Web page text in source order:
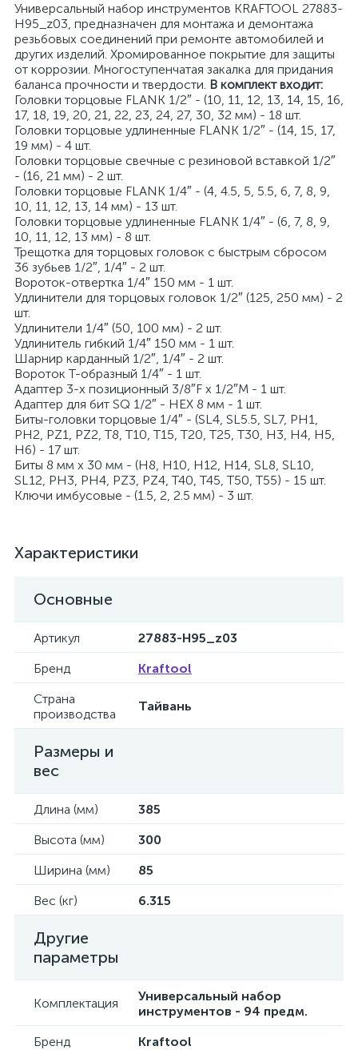
Универсальный набор инструментов KRAFTOOL 27883-
H95_z03, предназначен для монтажа и демонтажа
резьбовых соединений при ремонте автомобилей и
других изделий. Хромированное покрытие для защиты
от коррозии. Многоступенчатая закалка для придания
баланса прочности и твердости. В комплект входит:
Головки торцовые FLANK 1/2″ - (10, 11, 12, 13, 14, 15, 16,
17, 18, 19, 20, 21, 22, 23, 24, 27, 30, 32 мм) - 18 шт.
Головки торцовые удлиненные FLANK 1/2″ - (14, 15, 17,
19 мм) - 4 шт.
Головки торцовые свечные с резиновой вставкой 1/2″
- (16, 21 мм) - 2 шт.
Головки торцовые FLANK 1/4″ - (4, 4.5, 5, 5.5, 6, 7, 8, 9,
10, 11, 12, 13, 14 мм) - 13 шт.
Головки торцовые удлиненные FLANK 1/4″ - (6, 7, 8, 9,
10, 11, 12, 13 мм) - 8 шт.
Трещотка для торцовых головок с быстрым сбросом
36 зубьев 1/2″, 1/4″ - 2 шт.
Вороток-отвертка 1/4″ 150 мм - 1 шт.
Удлинители для торцовых головок 1/2″ (125, 250 мм) - 2
шт.
Удлинители 1/4″ (50, 100 мм) - 2 шт.
Удлинитель гибкий 1/4″ 150 мм - 1 шт.
Шарнир карданный 1/2″, 1/4″ - 2 шт.
Вороток Т-образный 1/4″ - 1 шт.
Адаптер 3-х позиционный 3/8″F х 1/2″M - 1 шт.
Адаптер для бит SQ 1/2″ - HEX 8 мм - 1 шт.
Биты-головки торцовые 1/4″ - (SL4, SL5.5, SL7, PH1,
PH2, PZ1, PZ2, Т8, T10, T15, T20, T25, T30, H3, H4, H5,
H6) - 17 шт.
Биты 8 мм х 30 мм - (H8, H10, H12, H14, SL8, SL10,
SL12, PH3, PH4, PZ3, PZ4, T40, T45, T50, T55) - 15 шт.
Ключи имбусовые - (1.5, 2, 2.5 мм) - 3 шт.
Характеристики
Основные
Артикул
27883-H95_z03
Бренд
Kraftool
Страна
производства
Тайвань
Размеры и
вес
Длина (мм)
385
Высота (мм)
300
Ширина (мм)
85
Вес (кг)
6.315
Другие
параметры
Комплектация
Универсальный набор
инструментов - 94 предм.
Бренд
Kraftool